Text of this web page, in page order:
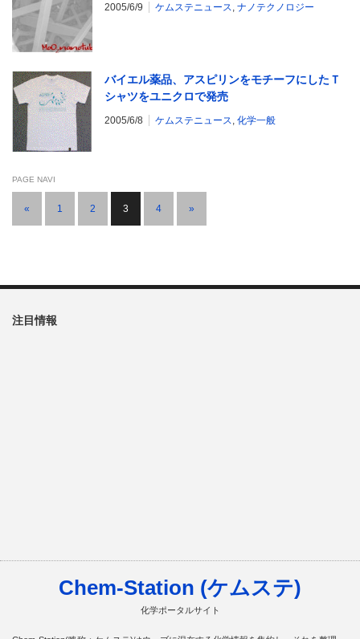
2005/6/9 ケムステニュース ナノテクノロジー
バイエル薬品、アスピリンをモチーフにしたＴ
シャツをユニクロで発売
2005/6/8 ケムステニュース 化学一般
PAGE NAVI
« 1 2 3 4 »
注目情報
Chem-Station (ケムステ)
化学ポータルサイト